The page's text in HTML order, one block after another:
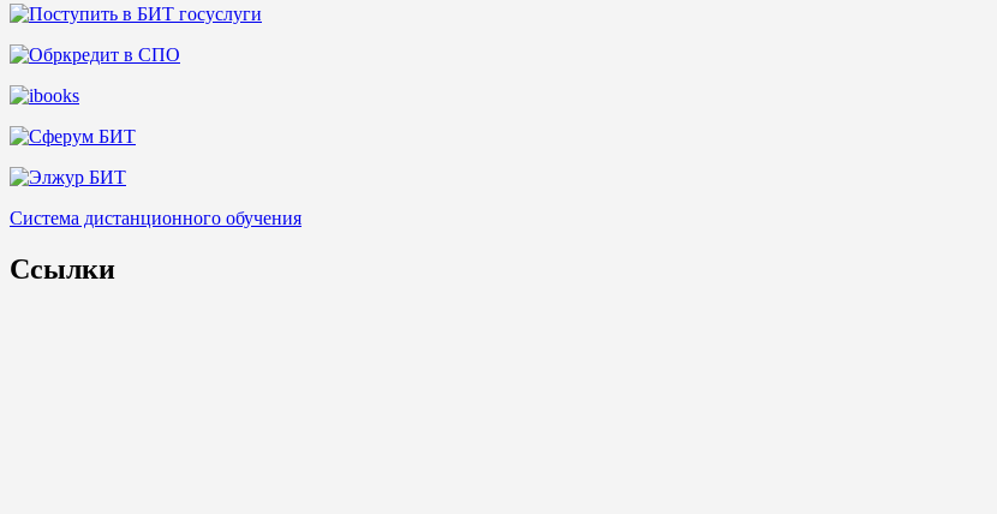
Система дистанционного обучения
Ссылки